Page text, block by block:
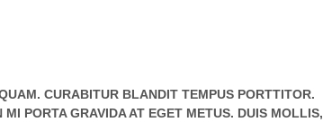
CURABITUR BLANDIT TEMPUS PORTTITOR.
PORTA GRAVIDA AT EGET METUS. DUIS MOLLIS,